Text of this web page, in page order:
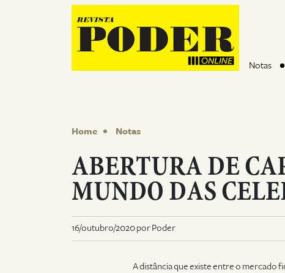
Notas
Home Notas
ABERTURA DE
MUNDO DAS
16/outubro/2020 por Poder
A distância que existe entre o mercado